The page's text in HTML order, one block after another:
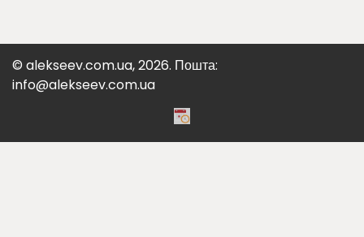
© alekseev.com.ua, 2026. Пошта:
info@alekseev.com.ua